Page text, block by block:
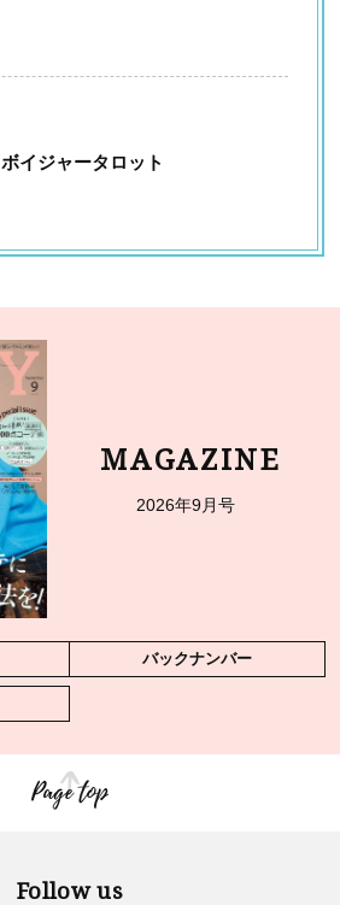
ボイジャータロット
MAGAZINE
2026年9月号
バックナンバー
Page top
Follow us